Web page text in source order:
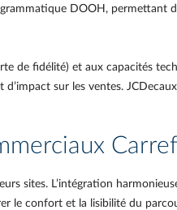
DOOH, permettant
de fidélité) et aux capacités
sur les ventes.
sites. L’intégration
le confort et la lisibilité du